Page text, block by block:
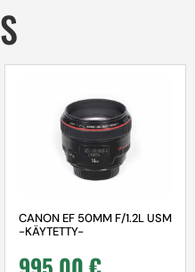
CANON EF 50MM F/1.2L USM
-KÄYTETTY-